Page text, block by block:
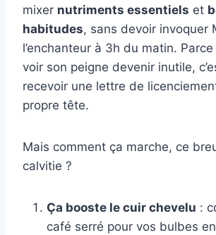
mixer nutriments essentiels et
habitudes, sans devoir invoquer
l’enchanteur à 3h du matin. Parce
voir son peigne devenir inutile,
recevoir une lettre de
propre tête.
Mais comment ça marche, ce
calvitie ?
Ça booste le cuir chevelu :
café serré pour vos bulbes